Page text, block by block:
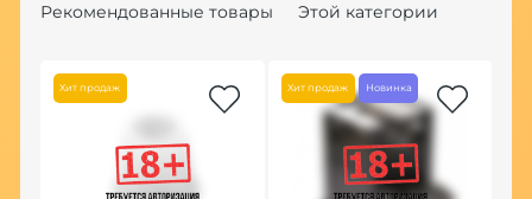
Рекомендованные товары Этой категории
Хит продаж Хит продаж Новинка